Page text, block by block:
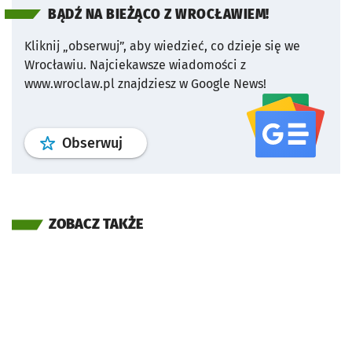
BĄDŹ NA BIEŻĄCO Z WROCŁAWIEM!
Kliknij „obserwuj”, aby wiedzieć, co dzieje się we
Wrocławiu. Najciekawsze wiadomości z
www.wroclaw.pl znajdziesz w Google News!
Obserwuj profil serwisu
ZOBACZ TAKŻE